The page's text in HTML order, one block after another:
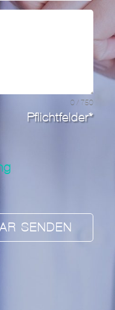
0 / 750
Pflichtfelder*
SENDEN